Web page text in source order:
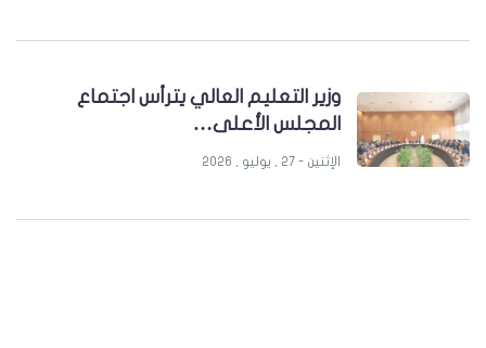
وزير التعليم العالي يترأس اجتماع
المجلس الأعلى…
الإثنين - 27 , يوليو , 2026